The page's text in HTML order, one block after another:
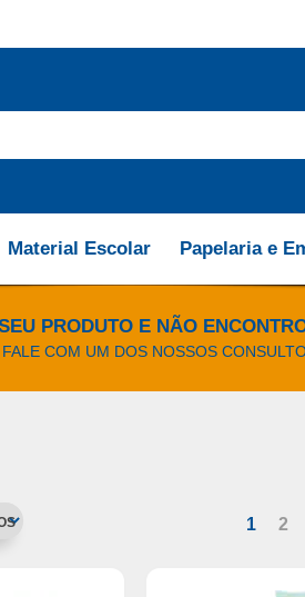
Material Escolar Papelaria e
PRODUTO E NÃO
COM UM DOS NOSSOS
1 2